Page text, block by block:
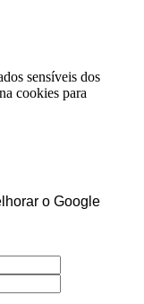
sensíveis dos
cookies para
o Google